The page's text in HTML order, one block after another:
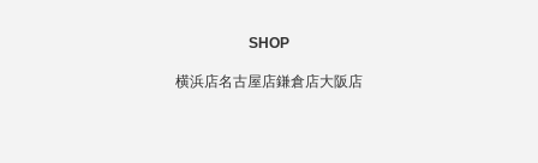
SHOP
横浜店名古屋店鎌倉店大阪店